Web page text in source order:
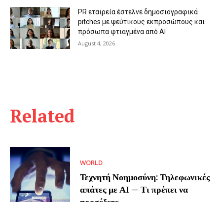
Related
WORLD
Τεχνητή Νοημοσύνη: Τηλεφωνικές
απάτες με ΑΙ – Τι πρέπει να
PR εταιρεία έστελνε δημοσιογραφικά
pitches με ψεύτικους εκπροσώπους και
πρόσωπα φτιαγμένα από AI
August 4, 2026